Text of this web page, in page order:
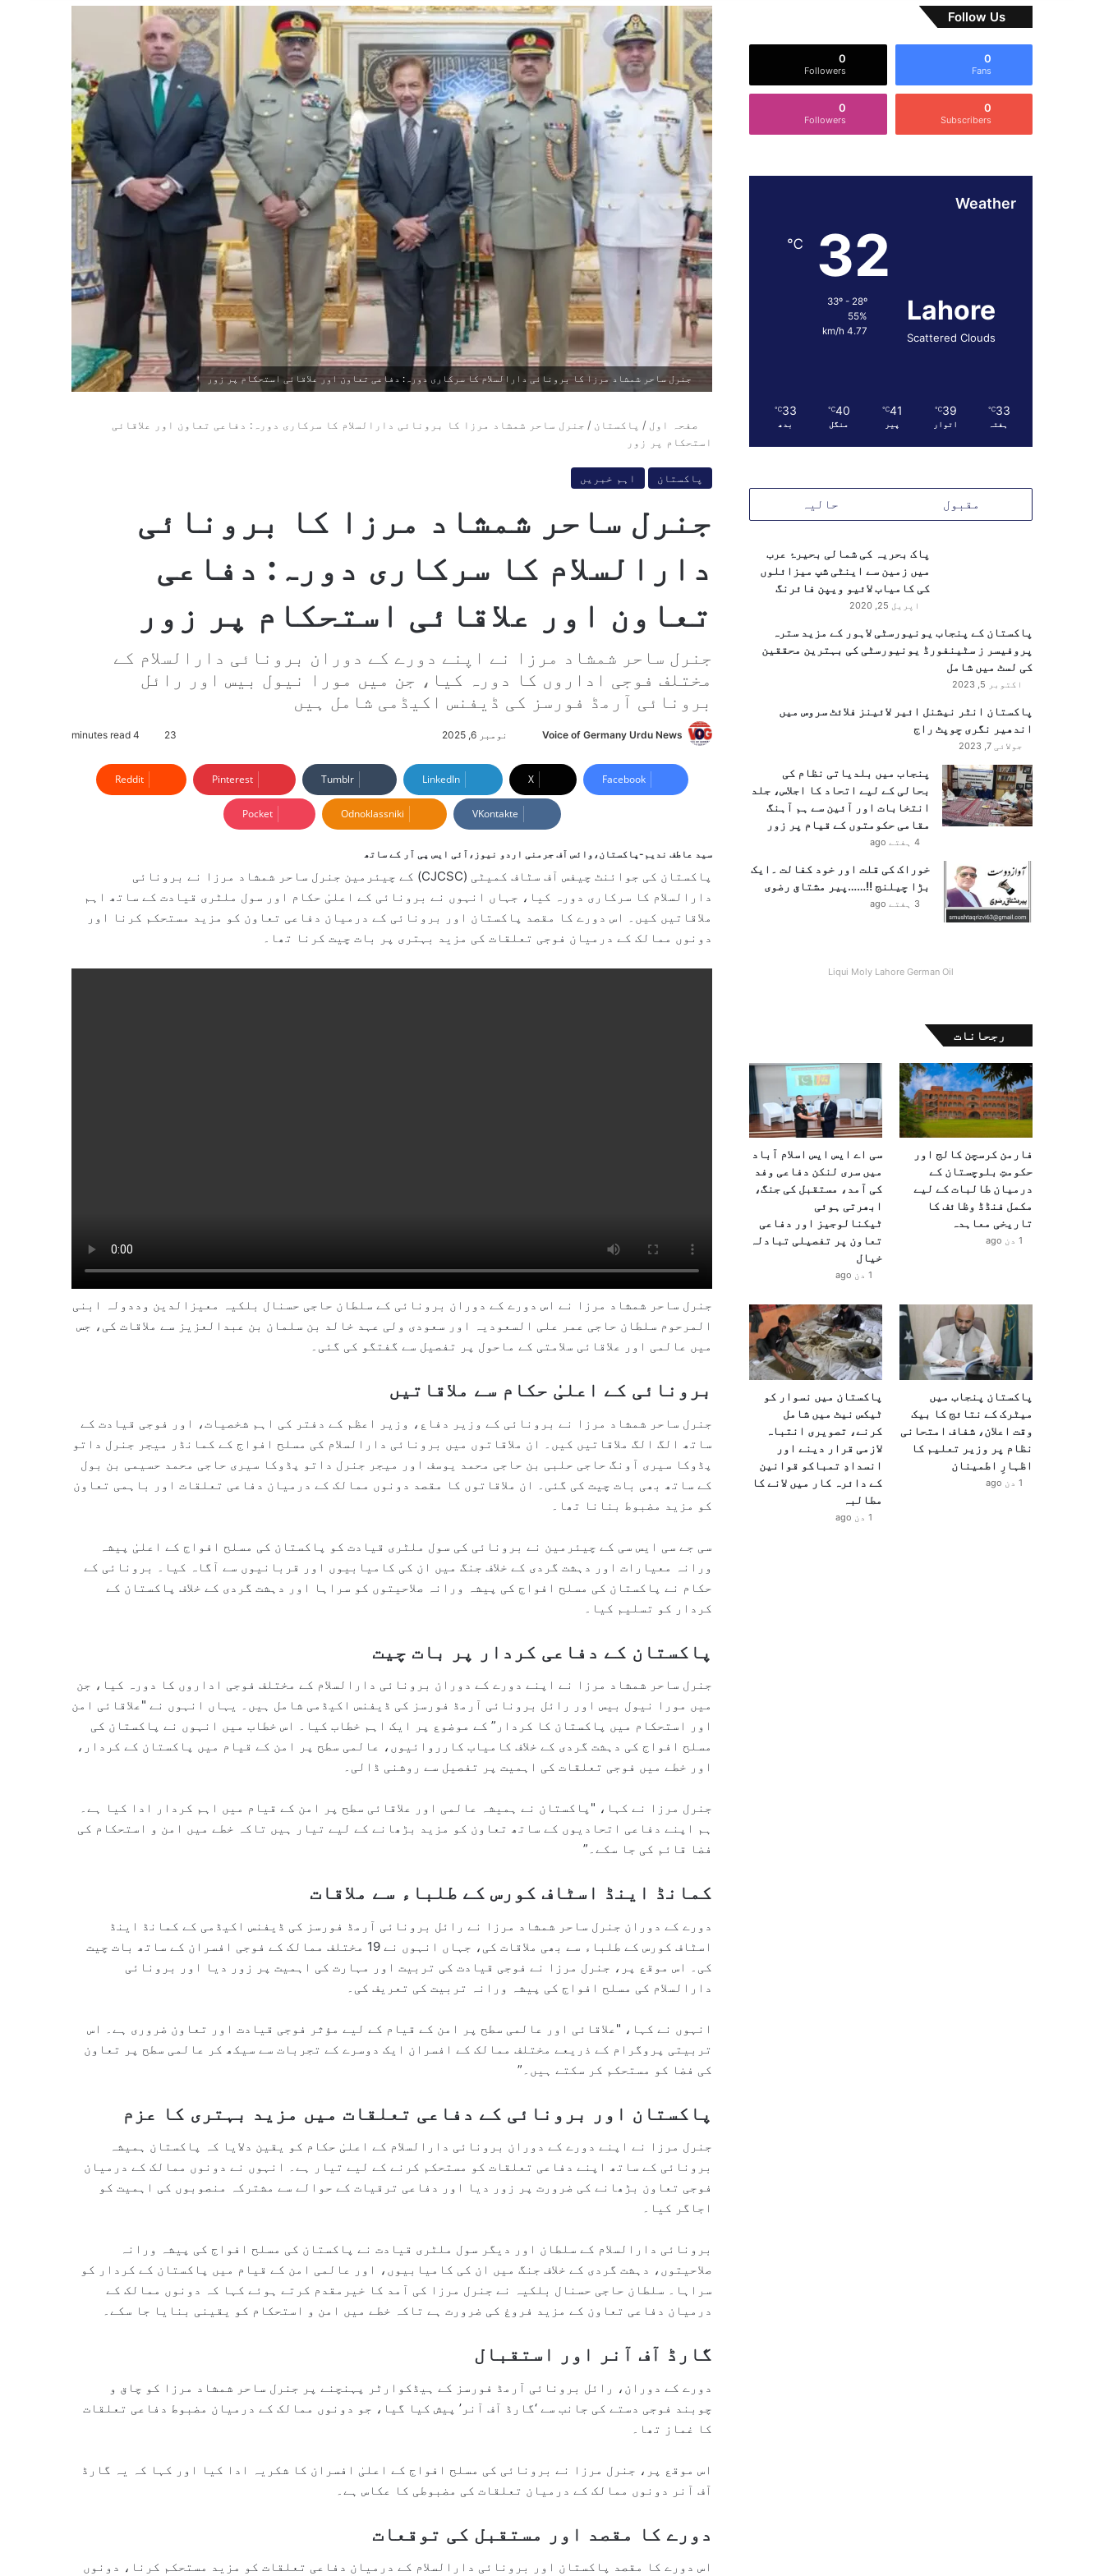
جنرل ساحر شمشاد مرزا کا برونائی دارالسلام کا سرکاری دورہ: دفاعی تعاون اور علاقائی استحکام پر زور
صفحہ اول / پاکستان / جنرل ساحر شمشاد مرزا کا برونائی دارالسلام کا سرکاری دورہ: دفاعی تعاون اور علاقائی
استحکام پر زور
پاکستان اہم خبریں
جنرل ساحر شمشاد مرزا کا برونائی
دارالسلام کا سرکاری دورہ: دفاعی
تعاون اور علاقائی استحکام پر زور
جنرل ساحر شمشاد مرزا نے اپنے دورے کے دوران برونائی دارالسلام کے
مختلف فوجی اداروں کا دورہ کیا، جن میں مورا نیول بیس اور رائل
برونائی آرمڈ فورسز کی ڈیفنس اکیڈمی شامل ہیں
Voice of Germany Urdu News
n
d
n
e
m
نومبر 6, 2025 23
Facebook
X
LinkedIn
Tumblr
Pinterest
Reddit
VKontakte
Odnoklassniki
Pocket
سید عاطف ندیم-پاکستان،وائس آف جرمنی اردو نیوز،آئی ایس پی آر کے ساتھ
پاکستان کی جوائنٹ چیفس آف سٹاف کمیٹی (CJCSC) کے چیئرمین جنرل ساحر شمشاد مرزا نے برونائی
دارالسلام کا سرکاری دورہ کیا، جہاں انہوں نے برونائی کے اعلیٰ حکام اور سول ملٹری قیادت کے ساتھ اہم
ملاقاتیں کیں۔ اس دورے کا مقصد پاکستان اور برونائی کے درمیان دفاعی تعاون کو مزید مستحکم کرنا اور
دونوں ممالک کے درمیان فوجی تعلقات کی مزید بہتری پر بات چیت کرنا تھا۔
جنرل ساحر شمشاد مرزا نے اس دورے کے دوران برونائی کے سلطان حاجی حسنال بلکیہ معیزالدین وددولہ ابنی
المرحوم سلطان حاجی عمر علی السعودیہ اور سعودی ولی عہد خالد بن سلمان بن عبدالعزیز سے ملاقات کی، جس
میں عالمی اور علاقائی سلامتی کے ماحول پر تفصیل سے گفتگو کی گئی۔
برونائی کے اعلیٰ حکام سے ملاقاتیں
جنرل ساحر شمشاد مرزا نے برونائی کے وزیر دفاع، وزیر اعظم کے دفتر کی اہم شخصیات، اور فوجی قیادت کے
ساتھ الگ الگ ملاقاتیں کیں۔ ان ملاقاتوں میں برونائی دارالسلام کی مسلح افواج کے کمانڈر میجر جنرل داتو
پڈوکا سیری آونگ حاجی حلبی بن حاجی محمد یوسف اور میجر جنرل داتو پڈوکا سیری حاجی محمد حسیمی بن بول
کے ساتھ بھی بات چیت کی گئی۔ ان ملاقاتوں کا مقصد دونوں ممالک کے درمیان دفاعی تعلقات اور باہمی تعاون
کو مزید مضبوط بنانا تھا۔
سی جے سی ایس سی کے چیئرمین نے برونائی کی سول ملٹری قیادت کو پاکستان کی مسلح افواج کے اعلیٰ پیشہ
ورانہ معیارات اور دہشت گردی کے خلاف جنگ میں ان کی کامیابیوں اور قربانیوں سے آگاہ کیا۔ برونائی کے
حکام نے پاکستان کی مسلح افواج کی پیشہ ورانہ صلاحیتوں کو سراہا اور دہشت گردی کے خلاف پاکستان کے
کردار کو تسلیم کیا۔
پاکستان کے دفاعی کردار پر بات چیت
جنرل ساحر شمشاد مرزا نے اپنے دورے کے دوران برونائی دارالسلام کے مختلف فوجی اداروں کا دورہ کیا، جن
میں مورا نیول بیس اور رائل برونائی آرمڈ فورسز کی ڈیفنس اکیڈمی شامل ہیں۔ یہاں انہوں نے "علاقائی امن
اور استحکام میں پاکستان کا کردار” کے موضوع پر ایک اہم خطاب کیا۔ اس خطاب میں انہوں نے پاکستان کی
مسلح افواج کی دہشت گردی کے خلاف کامیاب کارروائیوں، عالمی سطح پر امن کے قیام میں پاکستان کے کردار،
اور خطے میں فوجی تعلقات کی اہمیت پر تفصیل سے روشنی ڈالی۔
جنرل مرزا نے کہا، "پاکستان نے ہمیشہ عالمی اور علاقائی سطح پر امن کے قیام میں اہم کردار ادا کیا ہے۔
ہم اپنے دفاعی اتحادیوں کے ساتھ تعاون کو مزید بڑھانے کے لیے تیار ہیں تاکہ خطے میں امن و استحکام کی
فضا قائم کی جا سکے۔”
کمانڈ اینڈ اسٹاف کورس کے طلباء سے ملاقات
دورے کے دوران جنرل ساحر شمشاد مرزا نے رائل برونائی آرمڈ فورسز کی ڈیفنس اکیڈمی کے کمانڈ اینڈ
اسٹاف کورس کے طلباء سے بھی ملاقات کی، جہاں انہوں نے 19 مختلف ممالک کے فوجی افسران کے ساتھ بات چیت
کی۔ اس موقع پر، جنرل مرزا نے فوجی قیادت کی تربیت اور مہارت کی اہمیت پر زور دیا اور برونائی
دارالسلام کی مسلح افواج کی پیشہ ورانہ تربیت کی تعریف کی۔
انہوں نے کہا، "علاقائی اور عالمی سطح پر امن کے قیام کے لیے مؤثر فوجی قیادت اور تعاون ضروری ہے۔ اس
تربیتی پروگرام کے ذریعے مختلف ممالک کے افسران ایک دوسرے کے تجربات سے سیکھ کر عالمی سطح پر تعاون
کی فضا کو مستحکم کر سکتے ہیں۔”
پاکستان اور برونائی کے دفاعی تعلقات میں مزید بہتری کا عزم
جنرل مرزا نے اپنے دورے کے دوران برونائی دارالسلام کے اعلیٰ حکام کو یقین دلایا کہ پاکستان ہمیشہ
برونائی کے ساتھ اپنے دفاعی تعلقات کو مستحکم کرنے کے لیے تیار ہے۔ انہوں نے دونوں ممالک کے درمیان
فوجی تعاون بڑھانے کی ضرورت پر زور دیا اور دفاعی ترقیات کے حوالے سے مشترکہ منصوبوں کی اہمیت کو
اجاگر کیا۔
برونائی دارالسلام کے سلطان اور دیگر سول ملٹری قیادت نے پاکستان کی مسلح افواج کی پیشہ ورانہ
صلاحیتوں، دہشت گردی کے خلاف جنگ میں ان کی کامیابیوں، اور عالمی امن کے قیام میں پاکستان کے کردار کو
سراہا۔ سلطان حاجی حسنال بلکیہ نے جنرل مرزا کی آمد کا خیرمقدم کرتے ہوئے کہا کہ دونوں ممالک کے
درمیان دفاعی تعاون کے مزید فروغ کی ضرورت ہے تاکہ خطے میں امن و استحکام کو یقینی بنایا جا سکے۔
گارڈ آف آنر اور استقبال
دورے کے دوران، رائل برونائی آرمڈ فورسز کے ہیڈکوارٹر پہنچنے پر جنرل ساحر شمشاد مرزا کو چاق و
چوبند فوجی دستے کی جانب سے ‘گارڈ آف آنر’ پیش کیا گیا، جو دونوں ممالک کے درمیان مضبوط دفاعی تعلقات
کا غماز تھا۔
اس موقع پر، جنرل مرزا نے برونائی کی مسلح افواج کے اعلیٰ افسران کا شکریہ ادا کیا اور کہا کہ یہ گارڈ
آف آنر دونوں ممالک کے درمیان تعلقات کی مضبوطی کا عکاس ہے۔
دورے کا مقصد اور مستقبل کی توقعات
اس دورے کا مقصد پاکستان اور برونائی دارالسلام کے درمیان دفاعی تعلقات کو مزید مستحکم کرنا، دونوں
Follow Us
0
Fans
0
Followers
0
Subscribers
0
Followers
Weather
Lahore
Scattered Clouds
32
℃
33º - 28º
55%
4.77 km/h
33
℃
ہفتہ
39
℃
اتوار
41
℃
پیر
40
℃
منگل
33
℃
بدھ
مقبول حالیہ
پاک بحریہ کی شمالی بحیرۂ عرب
میں زمین سے اینٹی شپ میزائلوں
کی کامیاب لائیو ویپن فائرنگ
اپریل 25, 2020
پاکستان کے پنجاب یونیورسٹی لاہور کے مزید سترہ
پروفیسر ز سٹینفورڈ یونیورسٹی کی بہترین محققین
کی لسٹ میں شامل
اکتوبر 5, 2023
پاکستان انٹر نیشنل ائیر لائینز فلائٹ سروس میں
اندھیر نگری چوپٹ راج
جولائی 7, 2023
پنجاب میں بلدیاتی نظام کی
بحالی کے لیے اتحاد کا اجلاس، جلد
انتخابات اور آئین سے ہم آہنگ
مقامی حکومتوں کے قیام پر زور
4 ہفتے ago
خوراک کی قلت اور خود کفالت ۔ایک
بڑا چیلنج !!……پیر مشتاق رضوی
3 ہفتے ago
Liqui Moly Lahore German Oil
رجحانات
فارمن کرسچن کالج اور
حکومتِ بلوچستان کے
درمیان طالبات کے لیے
مکمل فنڈڈ وظائف کا
تاریخی معاہدہ
1 دن ago
سی اے ایس ایس اسلام آباد
میں سری لنکن دفاعی وفد
کی آمد، مستقبل کی جنگ،
ابھرتی ہوئی
ٹیکنالوجیز اور دفاعی
تعاون پر تفصیلی تبادلہ
خیال
1 دن ago
پاکستان پنجاب میں
میٹرک کے نتائج کا بیک
وقت اعلان، شفاف امتحانی
نظام پر وزیر تعلیم کا
اظہارِ اطمینان
1 دن ago
پاکستان میں نسوار کو
ٹیکس نیٹ میں شامل
کرنے، تصویری انتباہ
لازمی قرار دینے اور
انسدادِ تمباکو قوانین
کے دائرہ کار میں لانے کا
مطالبہ
1 دن ago